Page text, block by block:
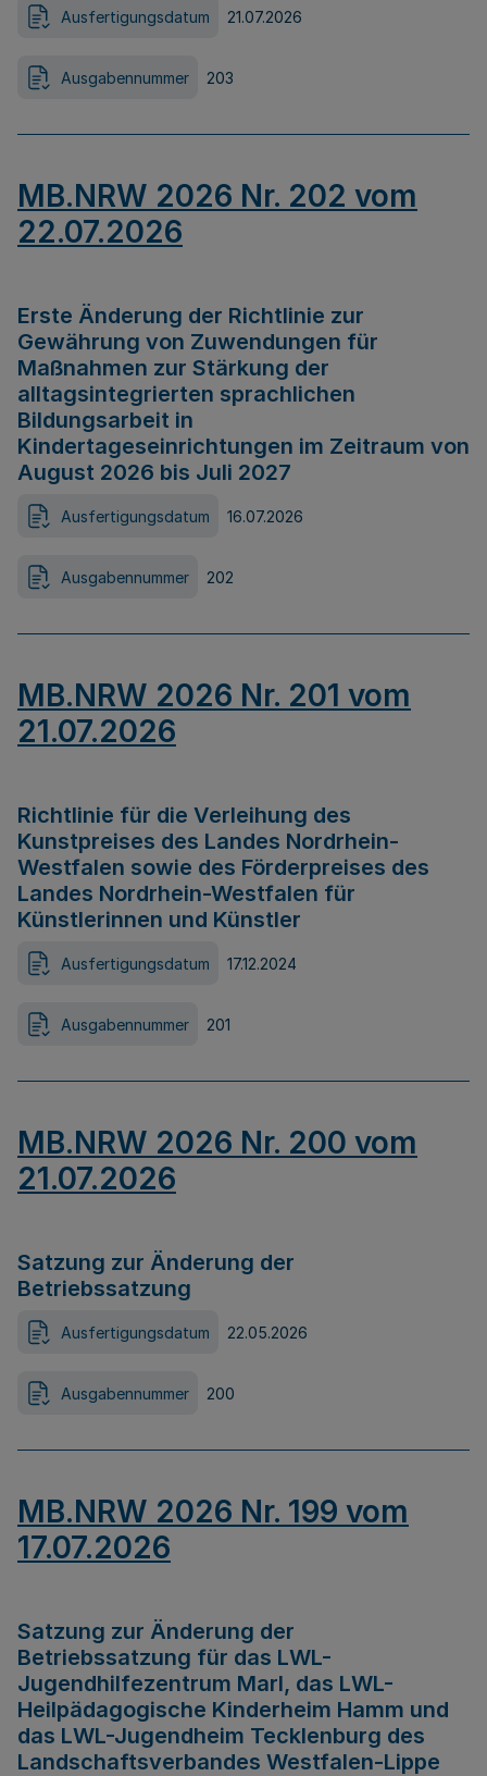
Ausfertigungsdatum 21.07.2026
Ausgabennummer 203
MB.NRW 2026 Nr. 202 vom
22.07.2026
Erste Änderung der Richtlinie zur
Gewährung von Zuwendungen für
Maßnahmen zur Stärkung der
alltagsintegrierten sprachlichen
Bildungsarbeit in
Kindertageseinrichtungen im Zeitraum von
August 2026 bis Juli 2027
Ausfertigungsdatum 16.07.2026
Ausgabennummer 202
MB.NRW 2026 Nr. 201 vom
21.07.2026
Richtlinie für die Verleihung des
Kunstpreises des Landes Nordrhein-
Westfalen sowie des Förderpreises des
Landes Nordrhein-Westfalen für
Künstlerinnen und Künstler
Ausfertigungsdatum 17.12.2024
Ausgabennummer 201
MB.NRW 2026 Nr. 200 vom
21.07.2026
Satzung zur Änderung der
Betriebssatzung
Ausfertigungsdatum 22.05.2026
Ausgabennummer 200
MB.NRW 2026 Nr. 199 vom
17.07.2026
Satzung zur Änderung der
Betriebssatzung für das LWL-
Jugendhilfezentrum Marl, das LWL-
Heilpädagogische Kinderheim Hamm und
das LWL-Jugendheim Tecklenburg des
Landschaftsverbandes Westfalen-Lippe